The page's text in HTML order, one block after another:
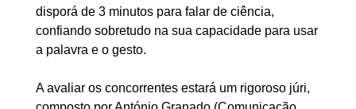
disporá de 3 minutos para falar de ciência,
confiando sobretudo na sua capacidade para usar
a palavra e o gesto.
A avaliar os concorrentes estará um rigoroso júri,